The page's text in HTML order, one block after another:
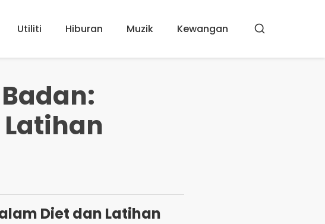
Utiliti Hiburan Muzik Kewangan Buscar
Diet dan Latihan